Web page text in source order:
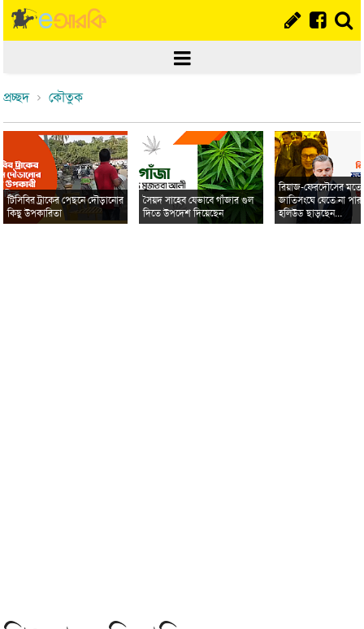
প্রচ্ছদ কৌতুক
টিসিবির ট্রাকের পেছনে দৌড়ানোর
কিছু উপকারিতা
সৈয়দ সাহেব যেভাবে গাঁজার গুল
দিতে উপদেশ দিয়েছেন
রিয়াজ-ফেরদৌসের মতো
জাতিসংঘে যেতে না
হলিউড ছাড়ছেন...